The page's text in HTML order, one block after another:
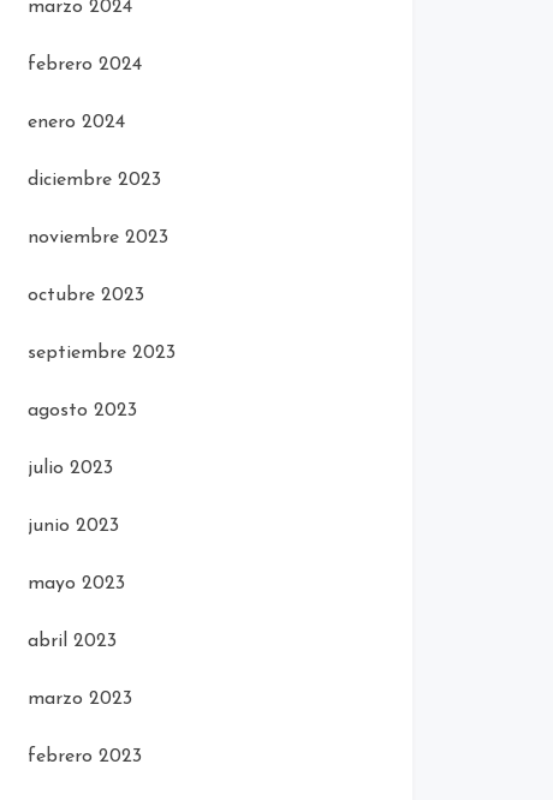
marzo 2024
febrero 2024
enero 2024
diciembre 2023
noviembre 2023
octubre 2023
septiembre 2023
agosto 2023
julio 2023
junio 2023
mayo 2023
abril 2023
marzo 2023
febrero 2023